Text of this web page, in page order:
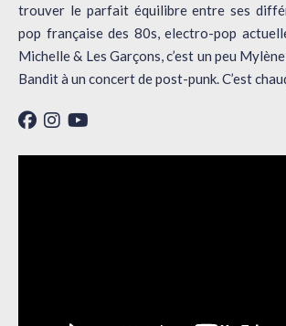
trouver le parfait équilibre entre ses
pop française des 80s, electro-pop
Michelle & Les Garçons, c’est un peu
Bandit à un concert de post-punk. C’est